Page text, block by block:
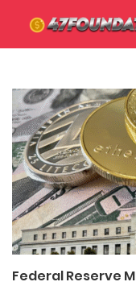
Federal Reserve